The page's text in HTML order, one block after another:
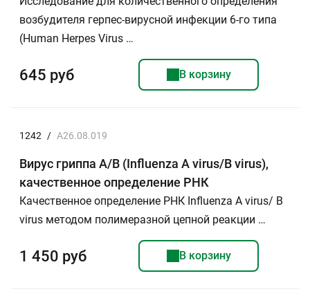
возбудителя герпес-вирусной инфекции 6-го типа
(Human Herpes Virus …
645 руб В корзину
1242 / A26.08.019
Вирус гриппа А/В (Influenza A virus/В virus),
качественное определение РНК
Качественное определение РНК Influenza A virus/ В
virus методом полимеразной цепной реакции …
1 450 руб В корзину